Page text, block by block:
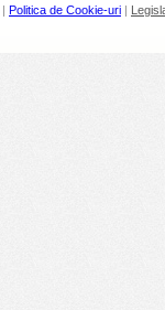
| Politica de Cookie-uri |